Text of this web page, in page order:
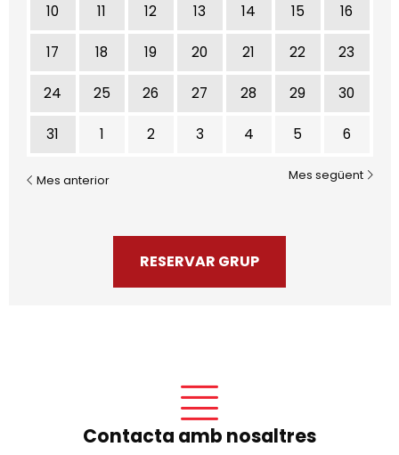
10 11 12 13 14 15 16
17 18 19 20 21 22 23
24 25 26 27 28 29 30
31 1 2 3 4 5 6
Mes anterior Mes següent
RESERVAR GRUP
Contacta amb nosaltres